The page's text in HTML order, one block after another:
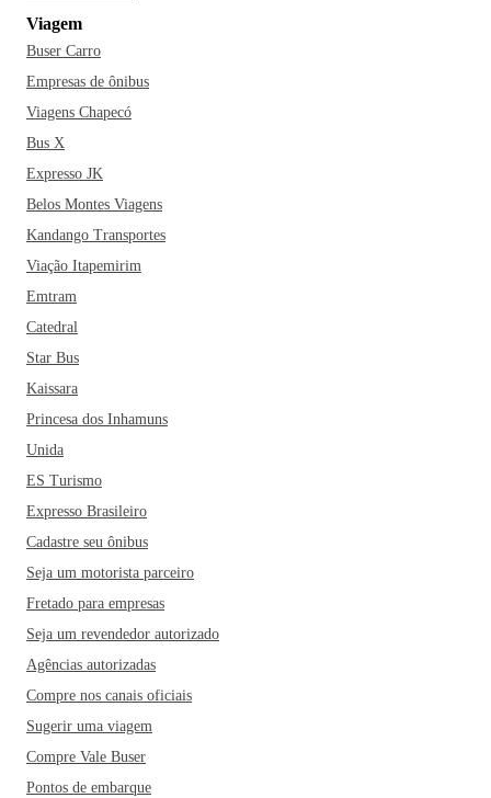
Viagem
Buser Carro
Empresas de ônibus
Viagens Chapecó
Bus X
Expresso JK
Belos Montes Viagens
Kandango Transportes
Viação Itapemirim
Emtram
Catedral
Star Bus
Kaissara
Princesa dos Inhamuns
Unida
ES Turismo
Expresso Brasileiro
Cadastre seu ônibus
Seja um motorista parceiro
Fretado para empresas
Seja um revendedor autorizado
Agências autorizadas
Compre nos canais oficiais
Sugerir uma viagem
Compre Vale Buser
Pontos de embarque